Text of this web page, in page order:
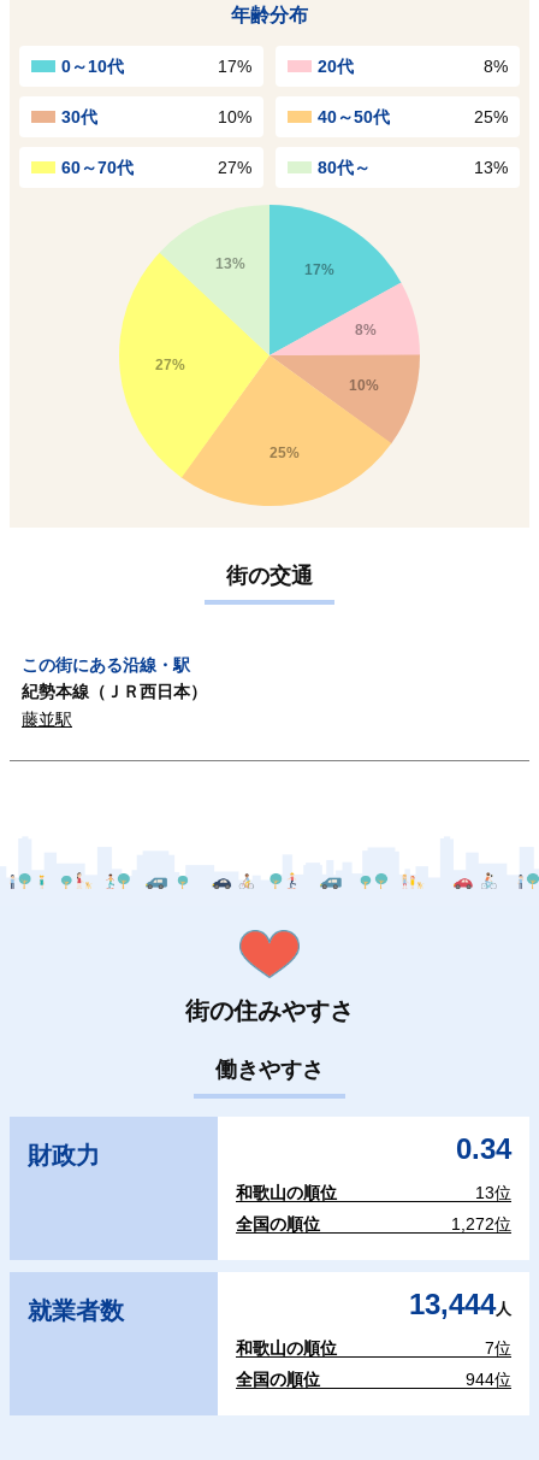
年齢分布
0～10代 17% 20代 8%
30代 10% 40～50代 25%
60～70代 27% 80代～ 13%
17%
8%
10%
25%
27%
13%
街の交通
この街にある沿線・駅
紀勢本線（ＪＲ西日本）
藤並駅
街の住みやすさ
働きやすさ
財政力 0.34
和歌山の順位
13位
全国の順位
1,272位
就業者数 13,444人
和歌山の順位
7位
全国の順位
944位